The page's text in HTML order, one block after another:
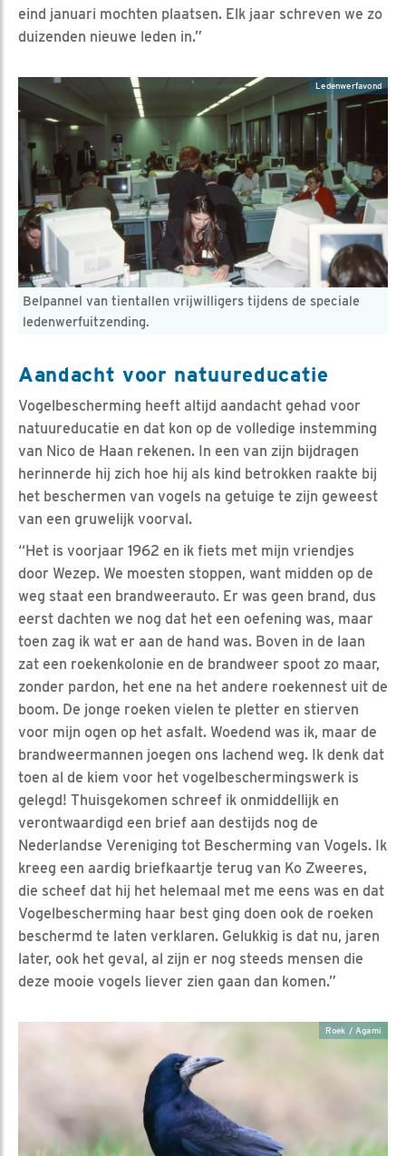
eind januari mochten plaatsen. Elk jaar schreven we zo
duizenden nieuwe leden in.”
Belpannel van tientallen vrijwilligers tijdens de speciale
ledenwerfuitzending.
Ledenwerfavond
Aandacht voor natuureducatie
Vogelbescherming heeft altijd aandacht gehad voor
natuureducatie en dat kon op de volledige instemming
van Nico de Haan rekenen. In een van zijn bijdragen
herinnerde hij zich hoe hij als kind betrokken raakte bij
het beschermen van vogels na getuige te zijn geweest
van een gruwelijk voorval.
“Het is voorjaar 1962 en ik fiets met mijn vriendjes
door Wezep. We moesten stoppen, want midden op de
weg staat een brandweerauto. Er was geen brand, dus
eerst dachten we nog dat het een oefening was, maar
toen zag ik wat er aan de hand was. Boven in de laan
zat een roekenkolonie en de brandweer spoot zo maar,
zonder pardon, het ene na het andere roekennest uit de
boom. De jonge roeken vielen te pletter en stierven
voor mijn ogen op het asfalt. Woedend was ik, maar de
brandweermannen joegen ons lachend weg. Ik denk dat
toen al de kiem voor het vogelbeschermingswerk is
gelegd! Thuisgekomen schreef ik onmiddellijk en
verontwaardigd een brief aan destijds nog de
Nederlandse Vereniging tot Bescherming van Vogels. Ik
kreeg een aardig briefkaartje terug van Ko Zweeres,
die scheef dat hij het helemaal met me eens was en dat
Vogelbescherming haar best ging doen ook de roeken
beschermd te laten verklaren. Gelukkig is dat nu, jaren
later, ook het geval, al zijn er nog steeds mensen die
deze mooie vogels liever zien gaan dan komen.”
Roek / Agami